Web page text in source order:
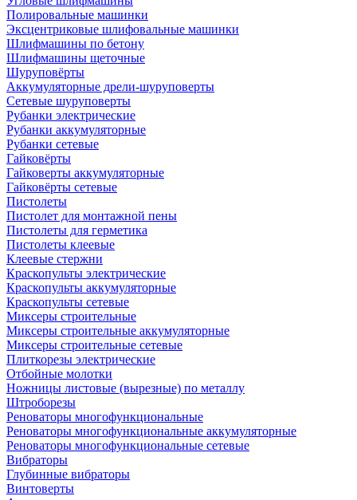
Полировальные машинки
Эксцентриковые шлифовальные машинки
Шлифмашины по бетону
Шлифмашины щеточные
Шуруповёрты
Аккумуляторные дрели-шуруповерты
Сетевые шуруповерты
Рубанки электрические
Рубанки аккумуляторные
Рубанки сетевые
Гайковёрты
Гайковерты аккумуляторные
Гайковёрты сетевые
Пистолеты
Пистолет для монтажной пены
Пистолеты для герметика
Пистолеты клеевые
Клеевые стержни
Краскопульты электрические
Краскопульты аккумуляторные
Краскопульты сетевые
Миксеры строительные
Миксеры строительные аккумуляторные
Миксеры строительные сетевые
Плиткорезы электрические
Отбойные молотки
Ножницы листовые (вырезные) по металлу
Штроборезы
Реноваторы многофункциональные
Реноваторы многофункциональные аккумуляторные
Реноваторы многофункциональные сетевые
Вибраторы
Глубинные вибраторы
Винтоверты